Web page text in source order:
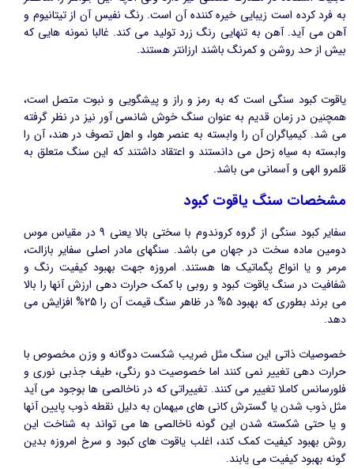
به فرد کرده است زیبایی خیره کننده آن است. رنگ نفیس آن از تیتانیوم و
آهن می آید. آهن به تنهایی رنگ زرد تولید می کند. غالبا نمونه هایی که
بیش از حد روشن و کمرنگ باشند ارزانتر هستند.
مشخصات سنگ یاقوت کبود
یاقوت کبود سنگی است که به رمز و راز و پیشگویی و نبوت متصل است،
همچنین در زمان قدیم به عنوان سنگ خوش شانسی آور نیز در نظر گرفته
می شد. کیمیاگران آن را وابسته به عنصر هوا، و اهل تصوف در هند، آن را
وابسته به سیاه زحل می دانستند و اعتقاد داشتند که این سنگ متعلق به
قلمرو الهی و آسمانی می باشد.
سفایر کبود سنگی از گروه کروندوم با سختی بالا یعنی 9 در مقیاس موس
دومین ماده سخت در جهان می باشد. سنگهای مادر اصلی سفایر بازالت،
مرمر و یا انواع پگماتیک ها هستند. امروزه جهت بهبود کیفیت رنگ و
شفافیت در سنگ یاقوت کبود و روبی با کمک حرارت دهی ارزش آنها را بالا
می برند بطوری که بهبود 5% در ظاهر سنگ قیمت آن را 25% افزایش می
دهد.
خصوصیات ذاتی این سنگ مثل ضریب شکست دوگانه و وزن مخصوص با
حرارت دهی تغییر نمی کنند اما خصوصیت دو رنگی، طیف جذبی نوری و
فلورسانس کاملا تغییر می کنند. تغییراتی که در ناخالصی ها بوجود می آید
مثل ذوب شدن یا گسترش کانی های میهمان به دلیل نقطه ذوب پایین آنها
و یا حتی شکسته شدن این گونه ناخالصی ها می تواند به شناخت این
روش بهبود کیفیت کمک کند، اغلب یاقوت های کبود و سرخ امروزه بدین
گونه بهبود کیفیت می یابند.